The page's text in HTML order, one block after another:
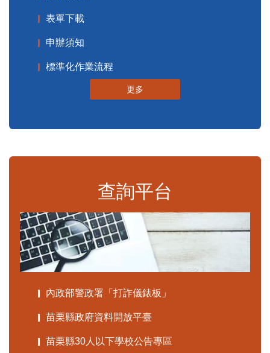
表單下載
申辦須知
標準化作業流程
更多
查詢平台
內政部警政署「打詐儀錶板」
苗栗縣政府資料開放平臺
苗栗縣30人以下學校公告專區